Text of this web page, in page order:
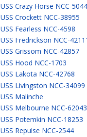
USS Crazy Horse NCC-
USS Crockett NCC-38955
USS Fearless NCC-4598
USS Fredrickson NCC-
USS Grissom NCC-42857
USS Hood NCC-1703
USS Lakota NCC-42768
USS Livingston NCC-34099
USS Malinche
USS Melbourne NCC-62043
USS Potemkin NCC-18253
USS Repulse NCC-2544